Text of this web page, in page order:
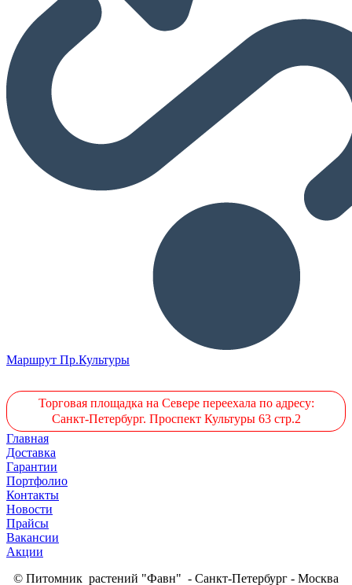
Маршрут Пр.Культуры
Торговая площадка на Севере переехала по адресу:
Санкт-Петербург. Проспект Культуры 63 стр.2
Главная
Доставка
Гарантии
Портфолио
Контакты
Новости
Прайсы
Вакансии
Акции
© Питомник растений "Фавн" - Санкт-Петербург - Москва